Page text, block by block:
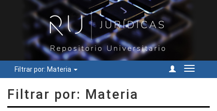
Filtrar por: Materia
Cambiar
Filtrar por: Materia